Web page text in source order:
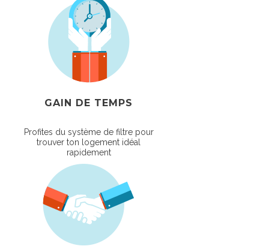
GAIN DE TEMPS
Profites du système de filtre pour
trouver ton logement idéal
rapidement